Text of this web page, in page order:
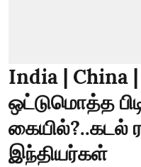
India | China
ஒட்டுமொத்த
கையில்?..கடல்
இந்தியர்கள்